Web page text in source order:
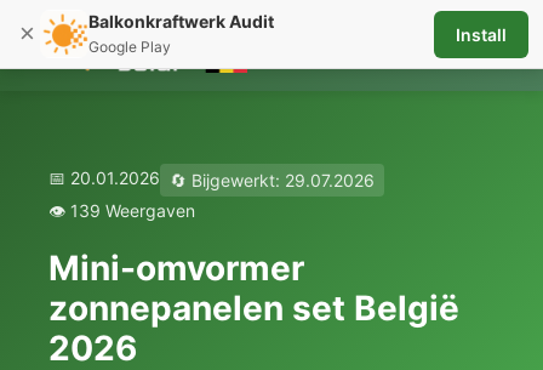
☰
📅 20.01.2026
🔄 Bijgewerkt: 29.07.2026
👁️ 139 Weergaven
Mini-omvormer
zonnepanelen set België
2026
× Balkonkraftwerk Audit
Google Play
Install